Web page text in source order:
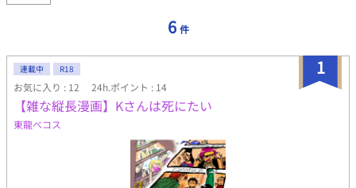
6 件
1
連載中 R18
お気に入り : 12 24h.ポイント : 14
【雑な縦長漫画】Kさんは死にたい
東龍ベコス